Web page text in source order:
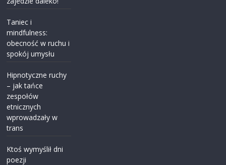
Taniec i
mindfulness:
obecność w ruchu i
spokój umysłu
Hipnotyczne ruchy
– jak tańce
zespołów
etnicznych
wprowadzały w
trans
Ktoś wymyślił dni
poezji